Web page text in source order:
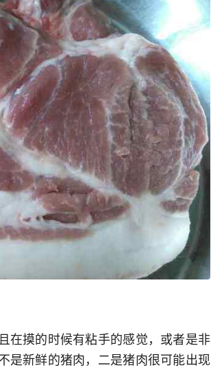
在摸的时候有粘手的感觉，或者是非
是新鲜的猪肉，二是猪肉很可能出现